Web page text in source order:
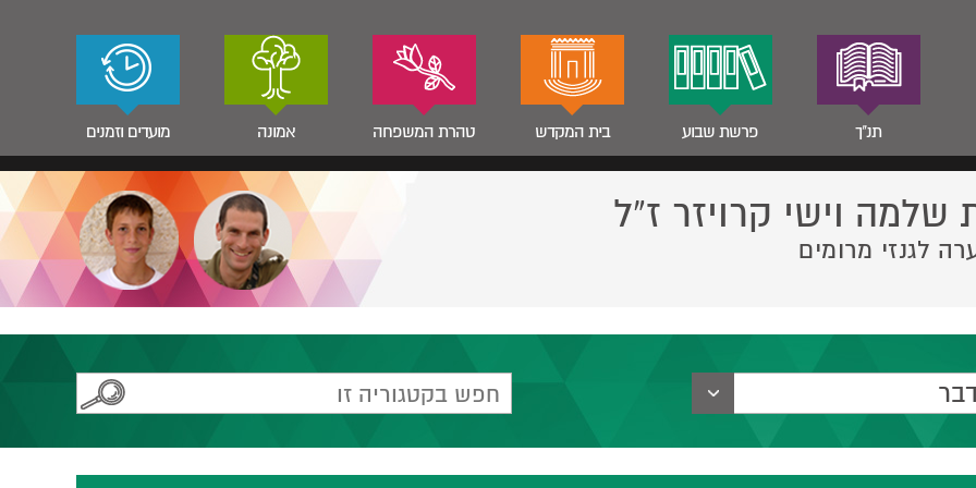
תנ"ך פרשת שבוע בית המקדש טהרת המשפחה אמונה מועדים וזמנים
שלמה וישי קרויזר ז”ל
לגנזי מרומים